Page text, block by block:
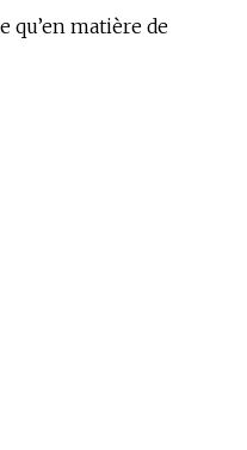
qu’en matière de